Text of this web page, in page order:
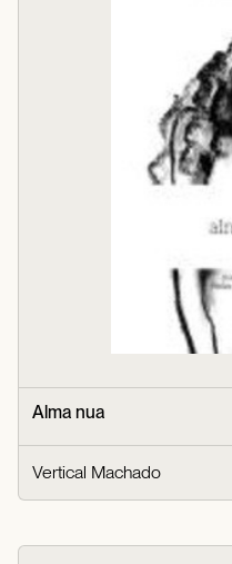
Alma nua
Vertical Machado